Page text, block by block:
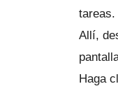
tareas.
Allí,
Haga